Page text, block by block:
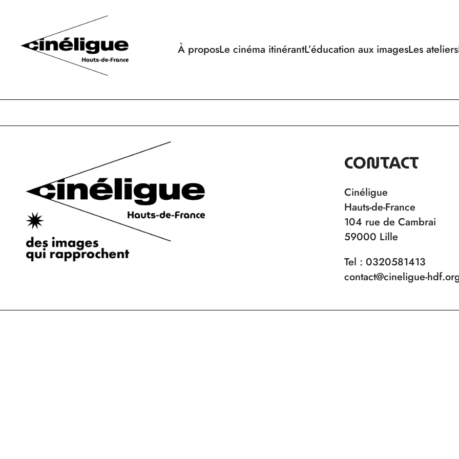
À proposLe cinéma itinérantL’éducation aux imagesLes ateliers
CONTACT
Cinéligue
Hauts-de-France
104 rue de Cambrai
59000 Lille
Tel : 0320581413
contact@cineligue-